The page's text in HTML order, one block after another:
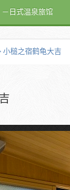
日式温泉旅馆
小槌之宿鹤龟大吉